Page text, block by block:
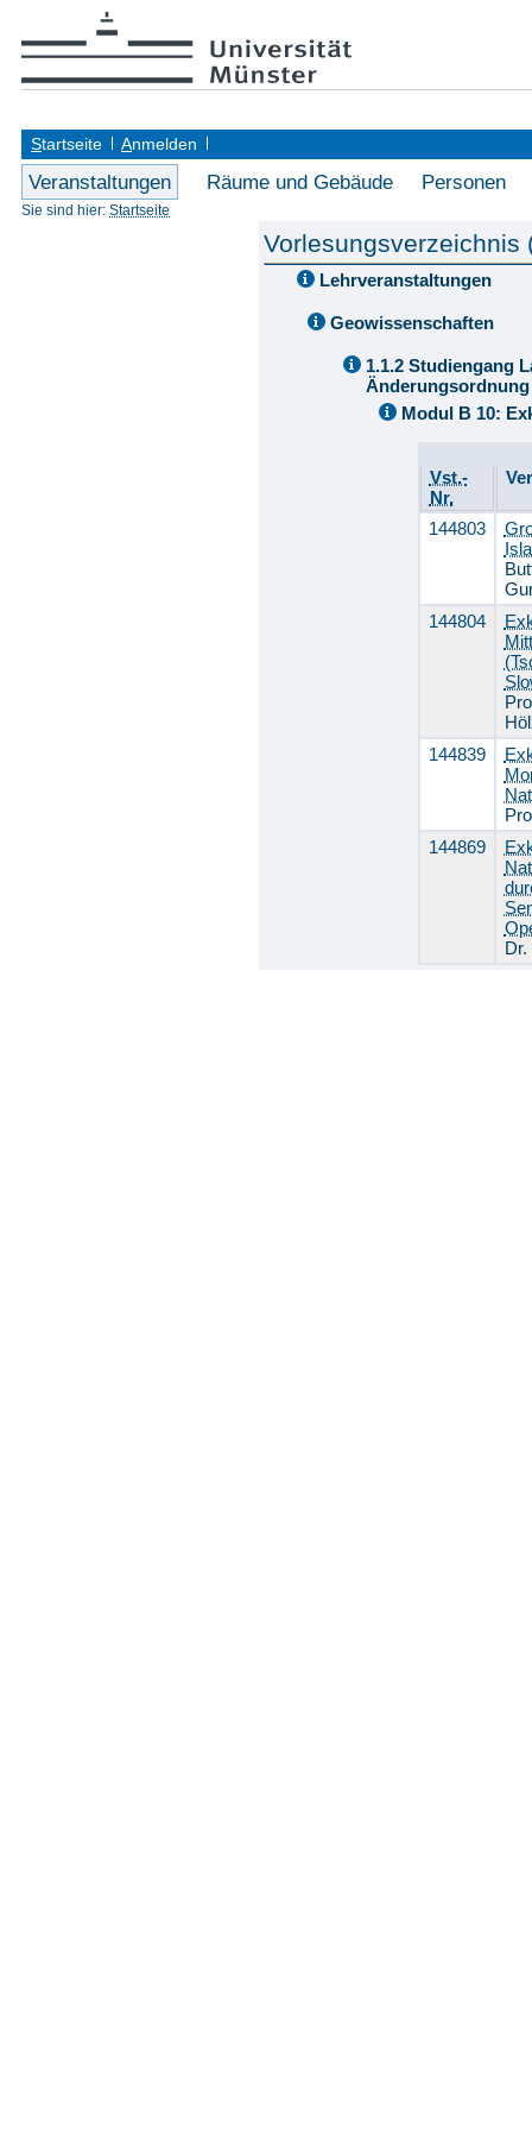
Startseite Anmelden
Veranstaltungen Räume und Gebäude Personen
Sie sind hier: Startseite
Vorlesungsverzeichnis
Lehrveranstaltungen
Geowissenschaften
1.1.2 Studiengang
Änderungsordnung
Modul B 10:
Vst.-
Nr.
144803
144804
144839
144869